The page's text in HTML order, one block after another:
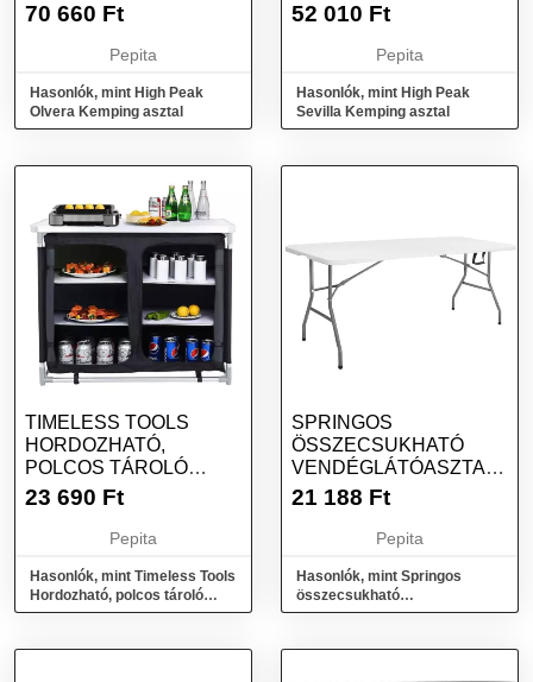
70 660 Ft
Pepita
Hasonlók, mint High Peak
Olvera Kemping asztal
52 010 Ft
Pepita
Hasonlók, mint High Peak
Sevilla Kemping asztal
TIMELESS TOOLS
HORDOZHATÓ,
POLCOS TÁROLÓ
KEMPINGEZÉSHEZ
23 690 Ft
Pepita
Hasonlók, mint Timeless Tools
Hordozható, polcos tároló
kempingezéshez
SPRINGOS
ÖSSZECSUKHATÓ
VENDÉGLÁTÓASZTAL
180 CM - FEHÉR
21 188 Ft
Pepita
Hasonlók, mint Springos
összecsukható
vendéglátóasztal 180 cm -